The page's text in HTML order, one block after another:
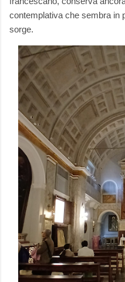
contemplativa che sembra in
sorge.